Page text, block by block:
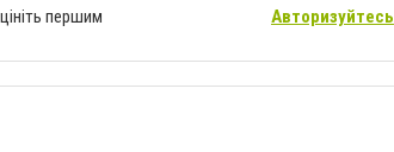
першим Авторизуйтесь